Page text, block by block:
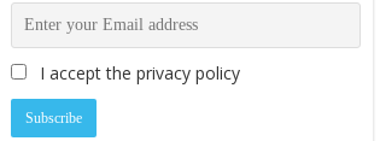
I accept the privacy policy